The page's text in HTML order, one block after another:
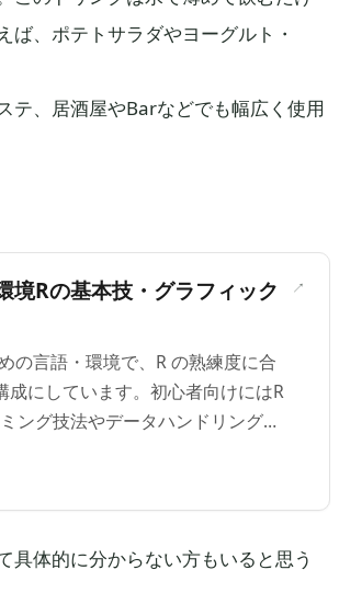
、ポテトサラダやヨーグルト・
テ、居酒屋やBarなどでも幅広く使用
Rの基本技・グラフィック
の言語・環境で、R の熟練度に合
にしています。初心者向けにはR
ング技法やデータハンドリング
具体的に分からない方もいると思う